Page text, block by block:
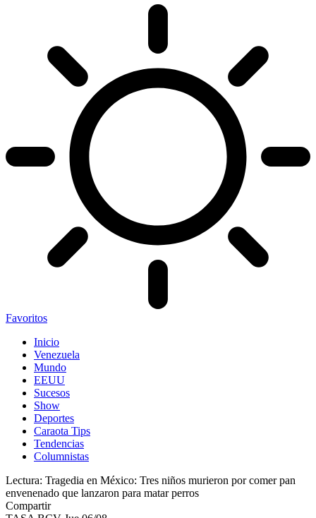
Favoritos
Inicio
Venezuela
Mundo
EEUU
Sucesos
Show
Deportes
Caraota Tips
Tendencias
Columnistas
Lectura: Tragedia en México: Tres niños murieron por comer pan
envenenado que lanzaron para matar perros
Compartir